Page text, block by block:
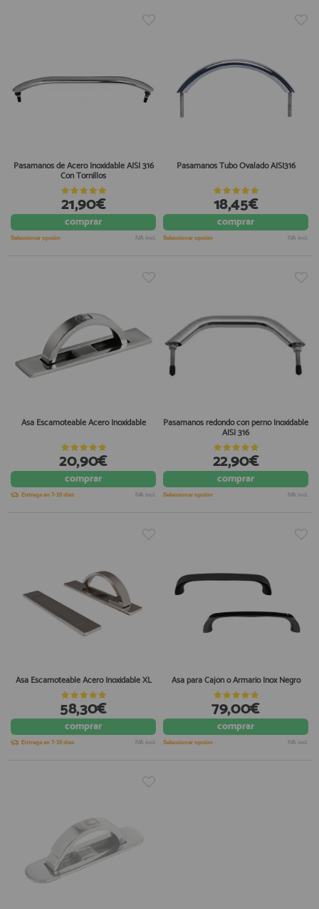
Pasamanos de Acero Inoxidable AISI 316
Con Tornillos
21,90€
comprar
Seleccionar opción IVA incl.
Pasamanos Tubo Ovalado AISI316
18,45€
comprar
Seleccionar opción IVA incl.
Asa Escamoteable Acero Inoxidable
20,90€
comprar
Entrega en 7-10 días IVA incl.
Pasamanos redondo con perno Inoxidable
AISI 316
22,90€
comprar
Seleccionar opción IVA incl.
Asa Escamoteable Acero Inoxidable XL
58,30€
comprar
Entrega en 7-10 días IVA incl.
Asa para Cajón o Armario Inox Negro
79,00€
comprar
Seleccionar opción IVA incl.